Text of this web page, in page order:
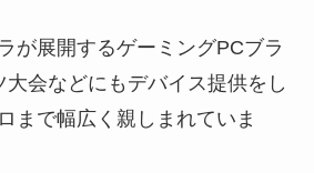
が展開するゲーミングPCブラ
大会などにもデバイス提供をし
まで幅広く親しまれていま